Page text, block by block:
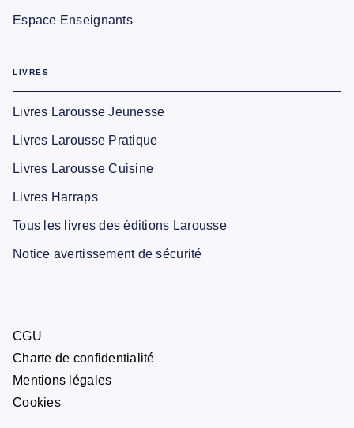
Espace Enseignants
LIVRES
Livres Larousse Jeunesse
Livres Larousse Pratique
Livres Larousse Cuisine
Livres Harraps
Tous les livres des éditions Larousse
Notice avertissement de sécurité
CGU
Charte de confidentialité
Mentions légales
Cookies